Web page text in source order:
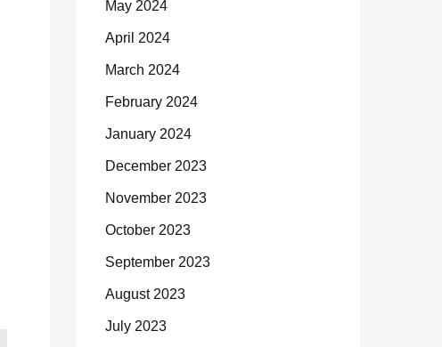
May 2024
April 2024
March 2024
February 2024
January 2024
December 2023
November 2023
October 2023
September 2023
August 2023
July 2023